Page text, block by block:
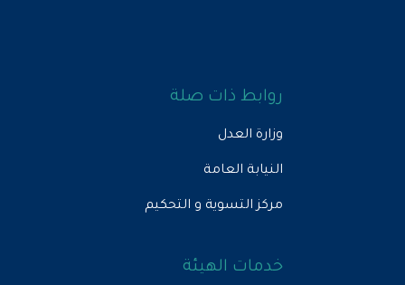
روابط ذات صلة
وزارة العدل
النيابة العامة
مركز التسوية و التحكيم
خدمات الهيئة